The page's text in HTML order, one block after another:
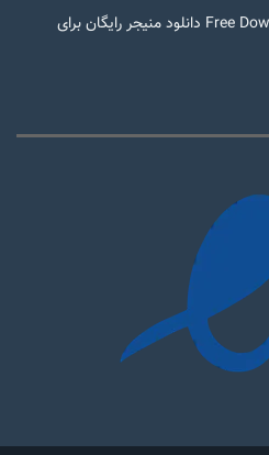
دانلود Free Download Manager 6.30 دانلود منیجر رایگان برای